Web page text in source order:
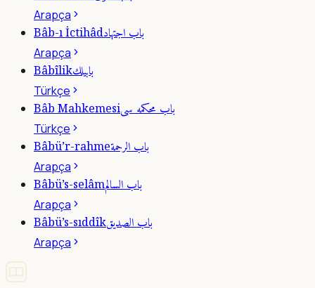
Arapça
Bâb-ı İctihâdباب اجتهاد
Arapça
Bâbîlikبابيلك
Türkçe
Bâb Mahkemesiباب محكمه سى
Türkçe
Bâbü’r-rahmeباب الرحمة
Arapça
Bâbü’s-selâmباب السالم
Arapça
Bâbü’s-sıddîkباب الصديق
Arapça